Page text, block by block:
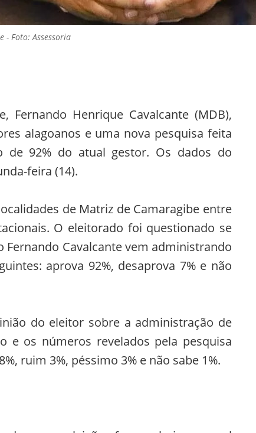
- Foto: Assessoria
Fernando Henrique Cavalcante (MDB),
alagoanos e uma nova pesquisa feita
de 92% do atual gestor. Os dados do
feira (14).
de Matriz de Camaragibe entre
O eleitorado foi questionado se
Cavalcante vem administrando
aprova 92%, desaprova 7% e não
do eleitor sobre a administração de
e os números revelados pela pesquisa
ruim 3%, péssimo 3% e não sabe 1%.